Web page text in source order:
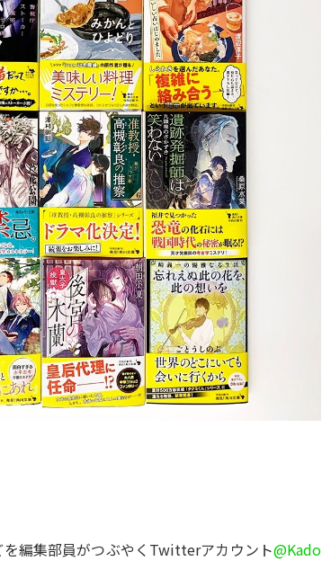
編集部員がつぶやくTwitterアカウント@Kado